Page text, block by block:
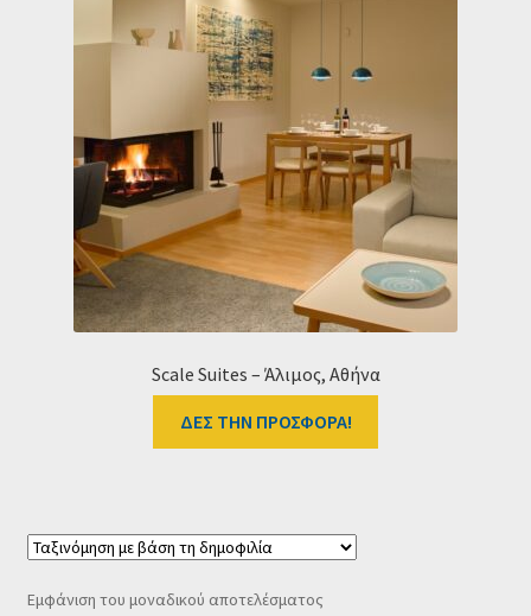
Κατάστημα
Ταμείο
HOME
Scale Suites – Άλιμος, Αθήνα
ΔΕΣ ΤΗΝ ΠΡΟΣΦΟΡΑ!
Εμφάνιση του μοναδικού αποτελέσματος